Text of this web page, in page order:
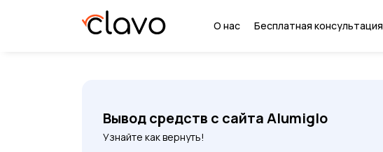
О нас Бесплатная консультация
Вывод средств с сайта Alumiglo
Узнайте как вернуть!